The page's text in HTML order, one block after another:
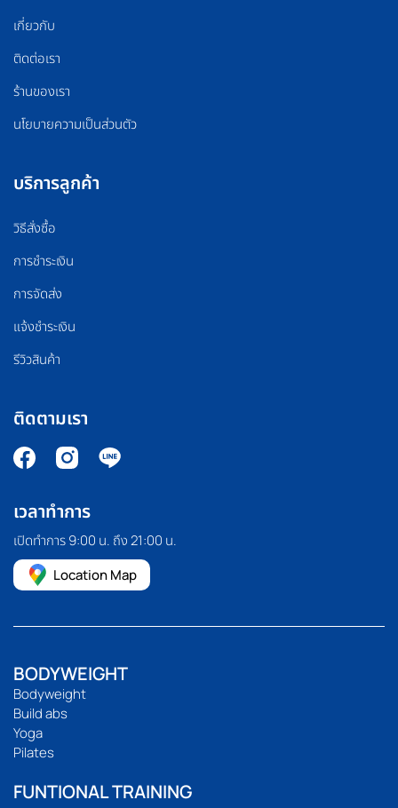
เกี่ยวกับ
ติดต่อเรา
ร้านของเรา
นโยบายความเป็นส่วนตัว
บริการลูกค้า
วิธีสั่งซื้อ
การชำระเงิน
การจัดส่ง
แจ้งชำระเงิน
รีวิวสินค้า
ติดตามเรา
เวลาทำการ
เปิดทำการ 9:00 น. ถึง 21:00 น.
Location Map
BODYWEIGHT
Bodyweight
Build abs
Yoga
Pilates
FUNTIONAL TRAINING